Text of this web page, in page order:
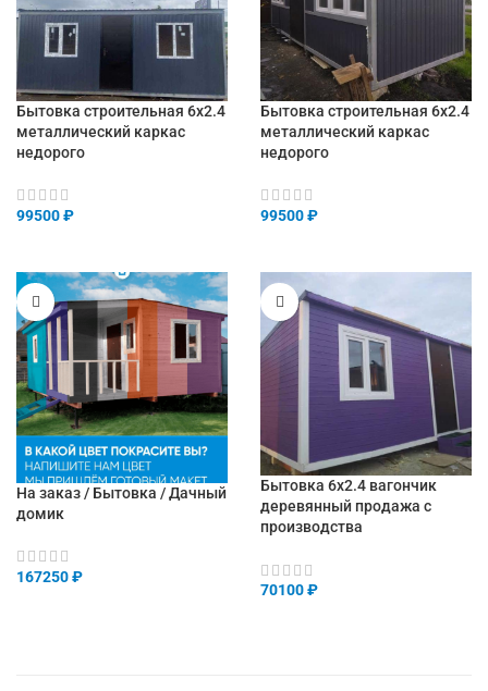
Бытовка строительная 6х2.4
металлический каркас
недорого
99500₽
Бытовка строительная 6х2.4
металлический каркас
недорого
99500₽
На заказ / Бытовка / Дачный
домик
167250₽
Бытовка 6х2.4 вагончик
деревянный продажа с
производства
70100₽